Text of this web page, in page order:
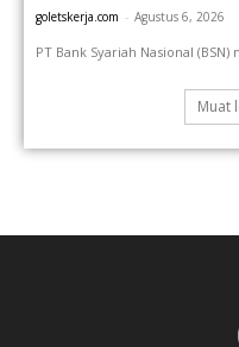
goletskerja.com - Agustus 6, 2026
PT Bank Syariah Nasional
Muat